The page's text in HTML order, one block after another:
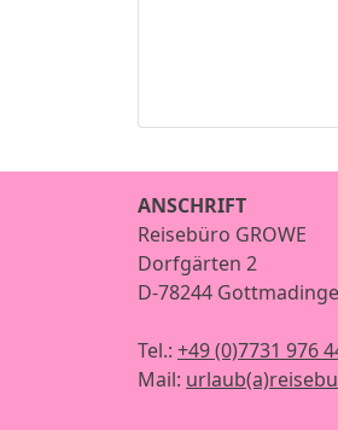
ANSCHRIFT
Reisebüro GROWE
Dorfgärten 2
D-78244
Tel.: +49 (0)7731 976
Mail: